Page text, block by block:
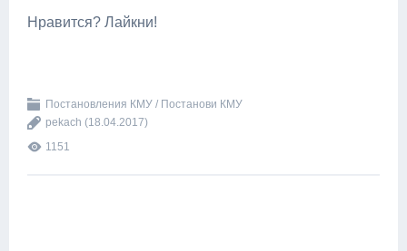
Нравится? Лайкни!
Постановления КМУ / Постанови КМУ
pekach (18.04.2017)
1151